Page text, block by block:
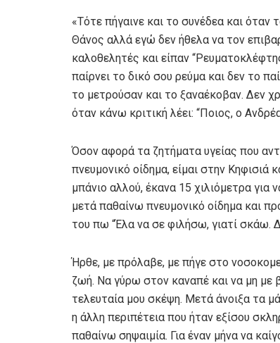
«Τότε πήγαινε και το συνέδεα και
Θάνος αλλά εγώ δεν ήθελα να τον
καλοθελητές και είπαν
παίρνει το δικό σου ρεύμα και δεν το
το μετρούσαν και το ξαναέκοβαν. Δεν
όταν κάνω κριτική λέει: “Ποιος, ο
Όσον αφορά τα ζητήματα υγείας που
πνευμονικό οίδημα, είμαι στην
μπάνιο αλλού, έκανα 15 χιλιόμετρα για
μετά παθαίνω πνευμονικό οίδημα και
του πω “Έλα να σε φιλήσω, γιατί σκάω.
Ήρθε, με πρόλαβε, με πήγε στο
ζωή. Να γύρω στον καναπέ και να μη με
τελευταία μου σκέψη. Μετά άνοιξα τα
η άλλη περιπέτεια που ήταν εξίσου
παθαίνω σηψαιμία. Για έναν μήνα να